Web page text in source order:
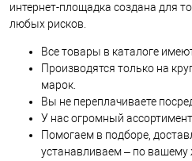
интернет-площадка создана для
любых рисков.
Все товары в каталоге
Производятся только на
марок.
Вы не переплачиваете
У нас огромный ассортимент
Помогаем в подборе,
устанавливаем – по вашему